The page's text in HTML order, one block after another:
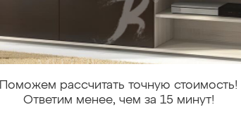
Поможем рассчитать точную стоимость!
Ответим менее, чем за 15 минут!